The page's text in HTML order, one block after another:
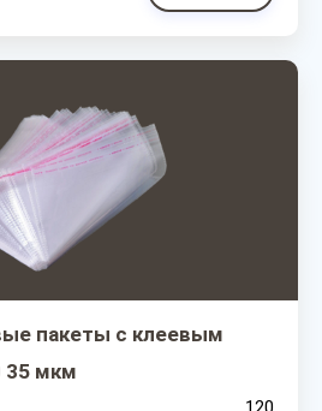
пакеты с клеевым
35 мкм